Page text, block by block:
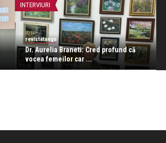
INTERVIURI
revistatango
Dr. Aurelia Braneti: Cred profund că
vocea femeilor car ...